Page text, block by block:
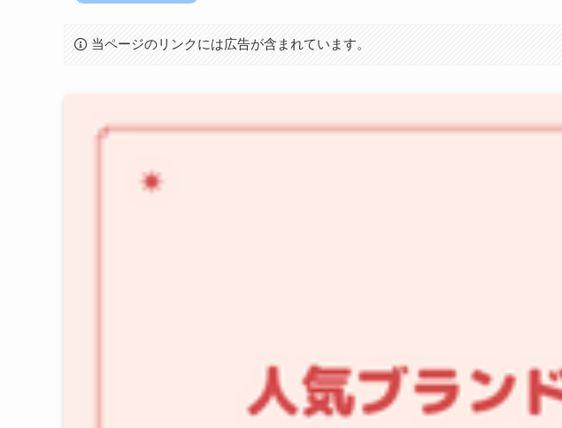
当ページのリンクには広告が含まれています。